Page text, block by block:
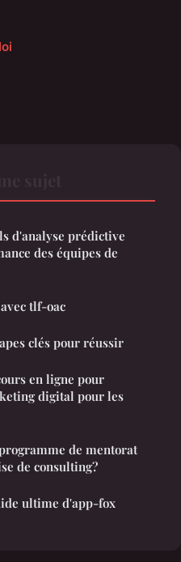
d'analyse prédictive
des équipes de
tlf-oac
clés pour réussir
en ligne pour
digital pour les
de mentorat
de consulting?
ultime d'app-fox